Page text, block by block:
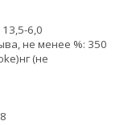
6,0
не менее %: 350
нг (не